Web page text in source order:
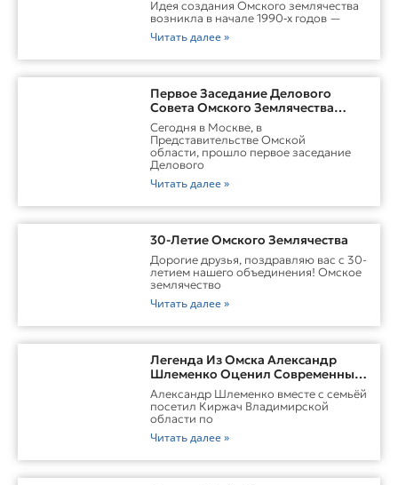
Идея создания Омского землячества
возникла в начале 1990‑х годов —
Читать далее »
Первое Заседание Делового
Совета Омского Землячества
Прошло С Участием Губернатора
Омской Области
Сегодня в Москве, в
Представительстве Омской
области, прошло первое заседание
Делового
Читать далее »
30-Летие Омского Землячества
Дорогие друзья, поздравляю вас с 30-
летием нашего объединения! Омское
землячество
Читать далее »
Легенда Из Омска Александр
Шлеменко Оценил Современные
Заводы Холдинга «Русклимат» И
Перспективы ММА В Киржаче
Александр Шлеменко вместе с семьёй
посетил Киржач Владимирской
области по
Читать далее »